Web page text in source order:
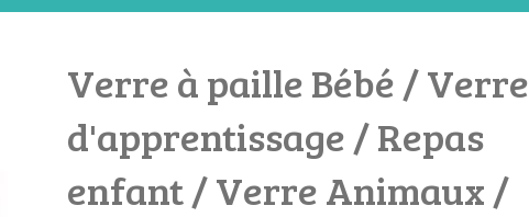
Verre à paille Bébé / Verre
d'apprentissage / Repas
enfant / Verre Animaux /